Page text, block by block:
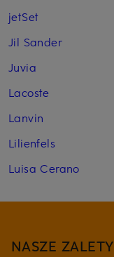
jetSet
Jil Sander
Juvia
Lacoste
Lanvin
Lilienfels
Luisa Cerano
NASZE ZALETY